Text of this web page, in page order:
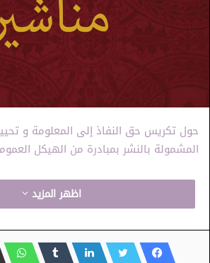
حول تكريس حق النفاذ إلى المعلومة و
المشمولة بالنشر بمبادرة من الهيكل
اظهر المزيد